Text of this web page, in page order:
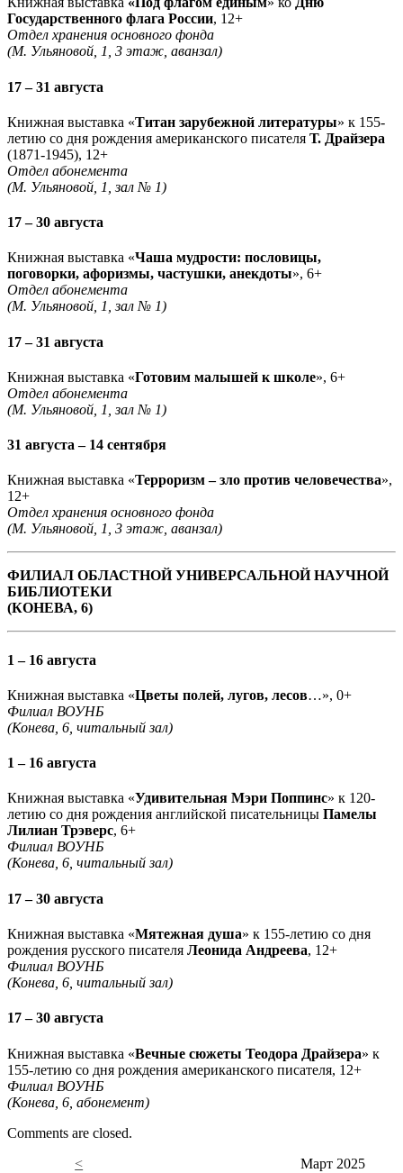
Государственного флага России, 12+
Отдел хранения основного фонда
(М. Ульяновой, 1, 3 этаж, аванзал)
17 – 31 августа
Книжная выставка «Титан зарубежной литературы» к 155-
летию со дня рождения американского писателя Т. Драйзера
(1871-1945), 12+
Отдел абонемента
(М. Ульяновой, 1, зал № 1)
17 – 30 августа
Книжная выставка «Чаша мудрости: пословицы,
поговорки, афоризмы, частушки, анекдоты», 6+
Отдел абонемента
(М. Ульяновой, 1, зал № 1)
17 – 31 августа
Книжная выставка «Готовим малышей к школе», 6+
Отдел абонемента
(М. Ульяновой, 1, зал № 1)
31 августа – 14 сентября
Книжная выставка «Терроризм – зло против человечества»,
12+
Отдел хранения основного фонда
(М. Ульяновой, 1, 3 этаж, аванзал)
ФИЛИАЛ ОБЛАСТНОЙ УНИВЕРСАЛЬНОЙ НАУЧНОЙ
БИБЛИОТЕКИ
(КОНЕВА, 6)
1 – 16 августа
Книжная выставка «Цветы полей, лугов, лесов…», 0+
Филиал ВОУНБ
(Конева, 6, читальный зал)
1 – 16 августа
Книжная выставка «Удивительная Мэри Поппинс» к 120-
летию со дня рождения английской писательницы Памелы
Лилиан Трэверс, 6+
Филиал ВОУНБ
(Конева, 6, читальный зал)
17 – 30 августа
Книжная выставка «Мятежная душа» к 155-летию со дня
рождения русского писателя Леонида Андреева, 12+
Филиал ВОУНБ
(Конева, 6, читальный зал)
17 – 30 августа
Книжная выставка «Вечные сюжеты Теодора Драйзера» к
155-летию со дня рождения американского писателя, 12+
Филиал ВОУНБ
(Конева, 6, абонемент)
Comments are closed.
<
Март 2025